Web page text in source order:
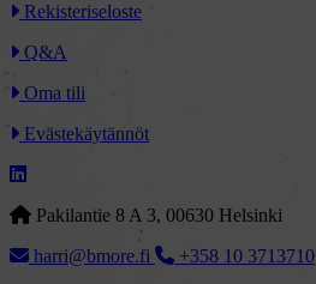
Rekisteriseloste
Q&A
Oma tili
Evästekäytännöt
Pakilantie 8 A 3, 00630 Helsinki
harri@bmore.fi
+358 10 3713710